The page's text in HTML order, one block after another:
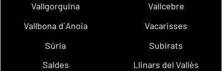
Vallgorguina
Vallcebre
Vallbona d´Anoia
Vacarisses
Súria
Subirats
Saldes
Llinars del Vallès